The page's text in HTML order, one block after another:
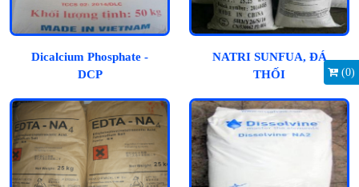
(0)
Dicalcium Phosphate -
DCP
NATRI SUNFUA, ĐÁ
THỐI